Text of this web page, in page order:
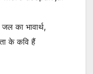
का भावार्थ,
के कवि हैं